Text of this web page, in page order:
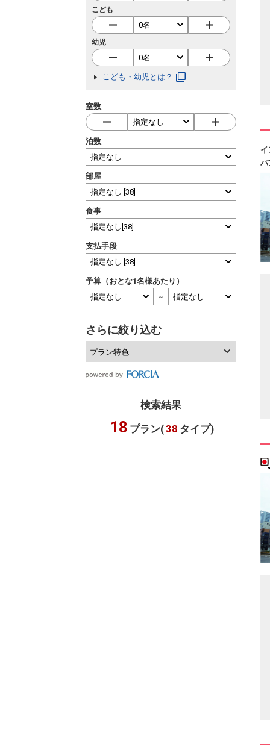
こども
幼児
こども・幼児とは？
室数
泊数
部屋
食事
支払手段
予算（おとな1名様あたり）
～
さらに絞り込む
プラン特色
検索結果
18 プラン(38 タイプ)
パ